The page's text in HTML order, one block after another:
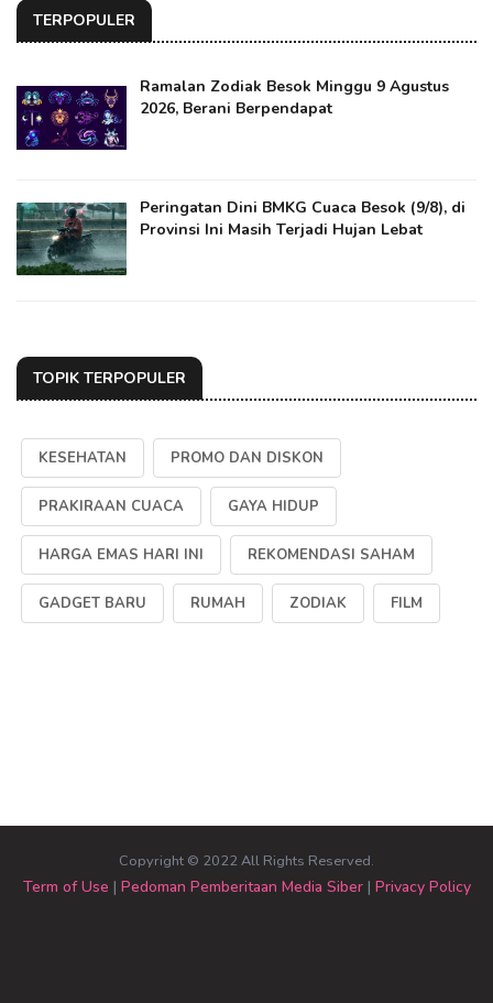
TERPOPULER
Ramalan Zodiak Besok Minggu 9 Agustus
2026, Berani Berpendapat
Peringatan Dini BMKG Cuaca Besok (9/8), di
Provinsi Ini Masih Terjadi Hujan Lebat
TOPIK TERPOPULER
KESEHATAN PROMO DAN DISKON
PRAKIRAAN CUACA GAYA HIDUP
HARGA EMAS HARI INI REKOMENDASI SAHAM
GADGET BARU RUMAH ZODIAK FILM
Copyright © 2022 All Rights Reserved.
Term of Use | Pedoman Pemberitaan Media Siber| Privacy Policy